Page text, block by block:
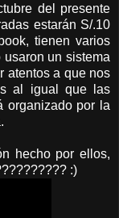
del presente
estarán S/.10
tienen varios
un sistema
atentos a que nos
al igual que las
organizado por la
hecho por ellos,
:)